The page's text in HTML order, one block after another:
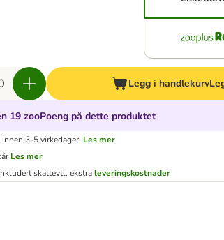
Legg i handlekurv
19 zooPoeng på dette produktet
innen 3-5 virkedager. Les mer
Les mer
skattevtl. ekstraleveringskostnader